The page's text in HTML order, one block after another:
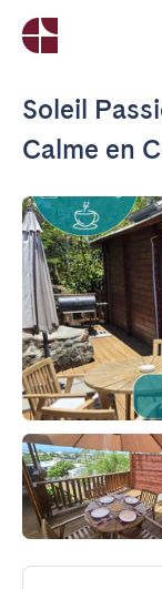
Soleil
Calme en